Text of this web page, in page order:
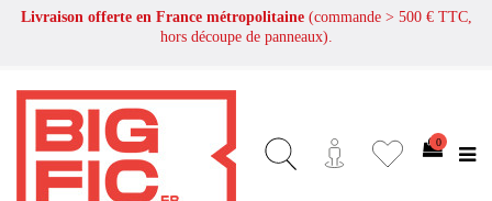
Livraison offerte en France métropolitaine (commande > 500 € TTC,
hors découpe de panneaux).
0